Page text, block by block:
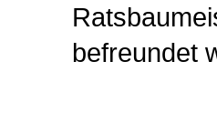
befreundet